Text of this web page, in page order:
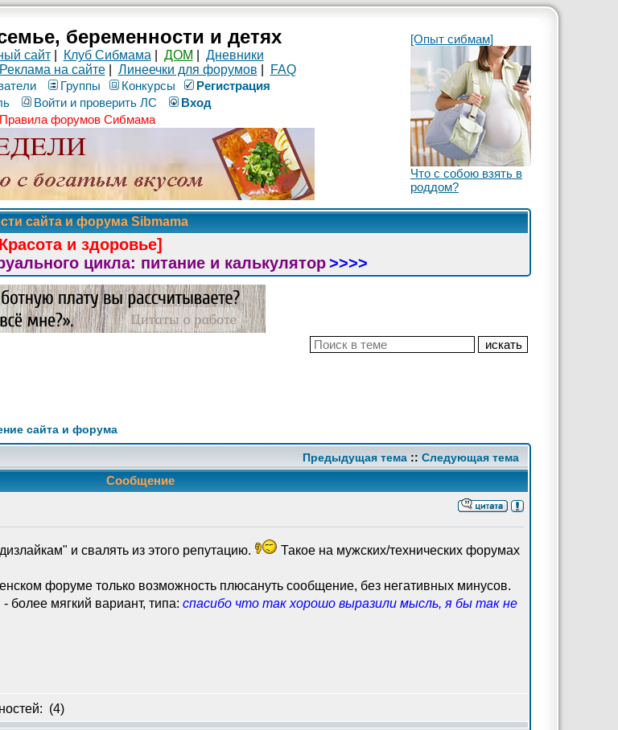
беременности и детях
сайт| Клуб Сибмама ДОМ
Дневники
Реклама на сайте| Линеечки для форумов
FAQ
Группы Конкурсы
Рeгиcтpaция
Войти и проверить ЛС
Вход
Правила форумов Сибмама
[Опыт сибмам]
Что с собою взять в
роддом?
сайта и форума Sibmama
и здоровье]
цикла: питание и калькулятор>>>>
сайта и форума
Предыдущая тема :: Следующая тема
Сообщение
и свалять из этого репутацию.
Такое на мужских/технических форумах
форуме только возможность плюсануть сообщение, без негативных минусов.
более мягкий вариант, типа: спасибо что так хорошо выразили мысль, я бы так не
(4)